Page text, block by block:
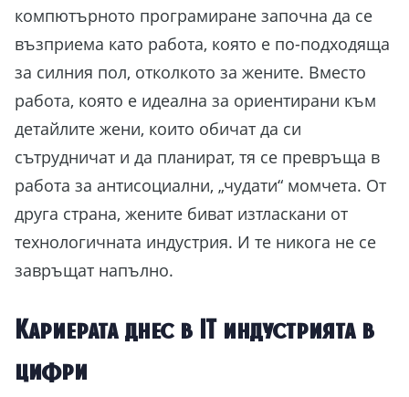
компютърното програмиране започна да се
възприема като работа, която е по-подходяща
за силния пол, отколкото за жените. Вместо
работа, която е идеална за ориентирани към
детайлите жени, които обичат да си
сътрудничат и да планират, тя се превръща в
работа за антисоциални, „чудати“ момчета. От
друга страна, жените биват изтласкани от
технологичната индустрия. И те никога не се
завръщат напълно.
Кариерата днес в IT индустрията в
цифри